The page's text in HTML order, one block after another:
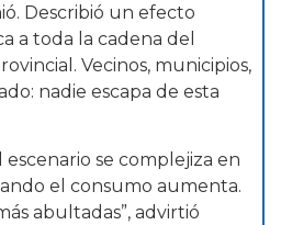
Describió un efecto
a toda la cadena del
Vecinos, municipios,
nadie escapa de esta
se complejiza en
el consumo aumenta.
abultadas”, advirtió